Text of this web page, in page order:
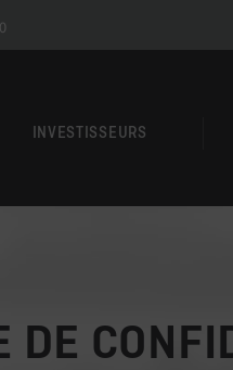
INVESTISSEURS
DE